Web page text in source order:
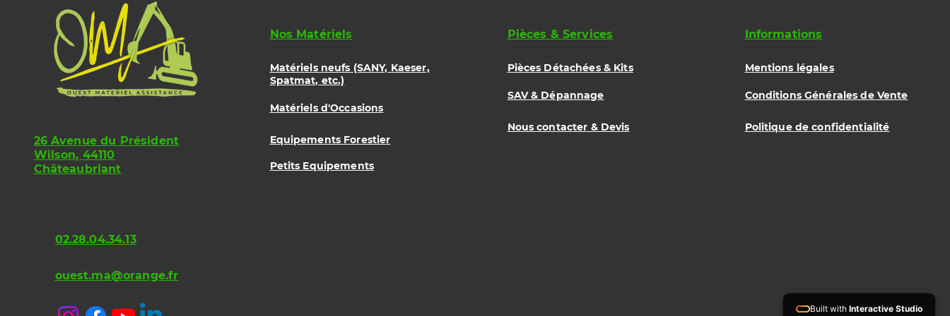
26 Avenue du Président
Wilson, 44110
Châteaubriant
02.28.04.34.13
ouest.ma@orange.fr
Nos Matériels
Matériels neufs (SANY, Kaeser,
Spatmat, etc.)
Matériels d'Occasions
Equipements Forestier
Petits Equipements
Pièces & Services
Pièces Détachées & Kits
SAV & Dépannage
Nous contacter & Devis
Informations
Mentions légales
Conditions Générales de Vente
Politique de confidentialité
Built with Interactive Studio